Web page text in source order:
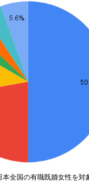
全国の有職既婚女性を対